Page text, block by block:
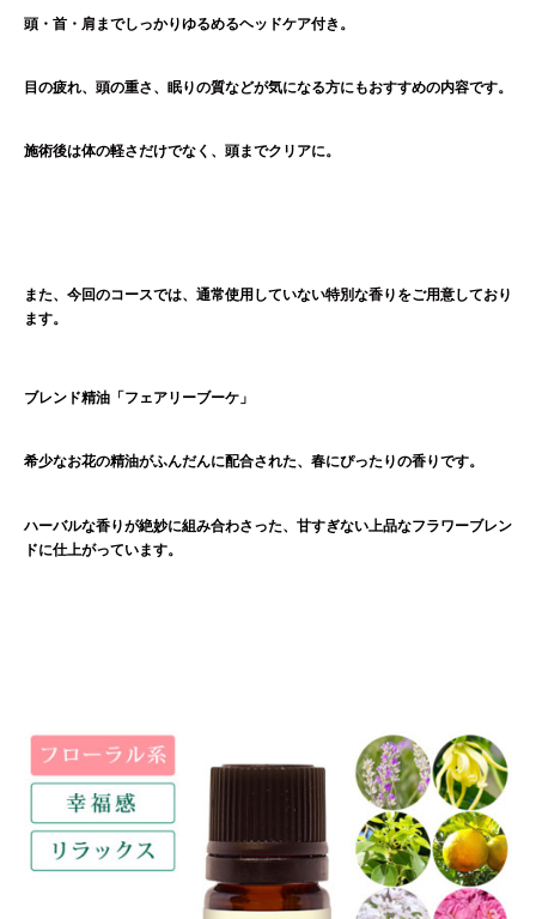
頭・首・肩までしっかりゆるめるヘッドケア付き。
目の疲れ、頭の重さ、眠りの質などが気になる方にもおすすめの内容です。
施術後は体の軽さだけでなく、頭までクリアに。
また、今回のコースでは、通常使用していない特別な香りをご用意しており
ます。
ブレンド精油「フェアリーブーケ」
希少なお花の精油がふんだんに配合された、春にぴったりの香りです。
ハーバルな香りが絶妙に組み合わさった、甘すぎない上品なフラワーブレン
ドに仕上がっています。